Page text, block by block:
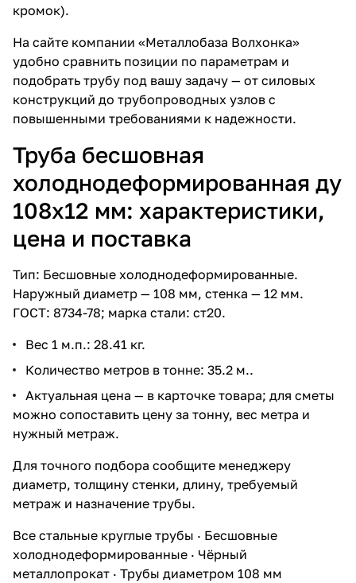
кромок).
На сайте компании «Металлобаза Волхонка»
удобно сравнить позиции по параметрам и
подобрать трубу под вашу задачу — от силовых
конструкций до трубопроводных узлов с
повышенными требованиями к надежности.
Труба бесшовная
холоднодеформированная ду
108х12 мм: характеристики,
цена и поставка
Тип: Бесшовные холоднодеформированные.
Наружный диаметр — 108 мм, стенка — 12 мм.
ГОСТ: 8734-78; марка стали: ст20.
Вес 1 м.п.: 28.41 кг.
Количество метров в тонне: 35.2 м..
Актуальная цена — в карточке товара; для сметы
можно сопоставить цену за тонну, вес метра и
нужный метраж.
Для точного подбора сообщите менеджеру
диаметр, толщину стенки, длину, требуемый
метраж и назначение трубы.
Все стальные круглые трубы · Бесшовные
холоднодеформированные · Чёрный
металлопрокат · Трубы диаметром 108 мм